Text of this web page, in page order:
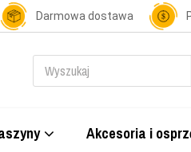
Darmowa dostawa
Akcesoria i